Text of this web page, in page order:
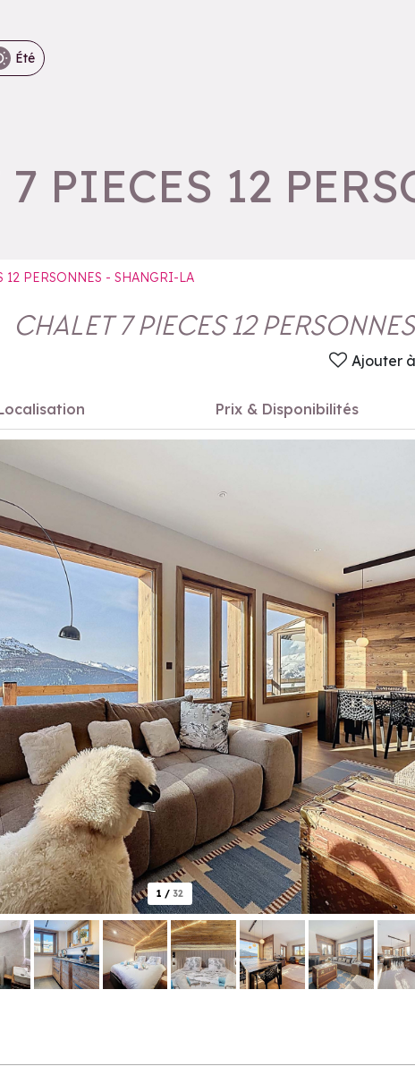
Été
7 PIECES 12
12 PERSONNES - SHANGRI-LA
CHALET 7 PIECES 12
Ajouter
Prix & Disponibilités
1 / 32